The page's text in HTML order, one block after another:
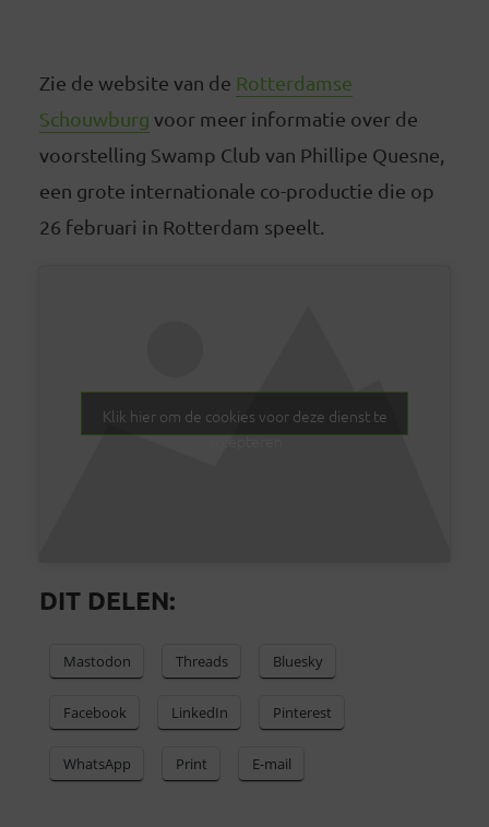
Zie de website van de Rotterdamse
Schouwburg voor meer informatie over de
voorstelling Swamp Club van Phillipe Quesne,
een grote internationale co-productie die op
26 februari in Rotterdam speelt.
Klik hier om de cookies voor deze dienst te
accepteren
DIT DELEN:
Mastodon Threads Bluesky
Facebook LinkedIn Pinterest
WhatsApp Print E-mail